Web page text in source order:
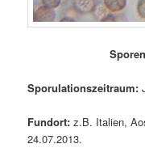
Sporulationszeitraum:
Fundort: z.B. Italien,
24.07.2013.